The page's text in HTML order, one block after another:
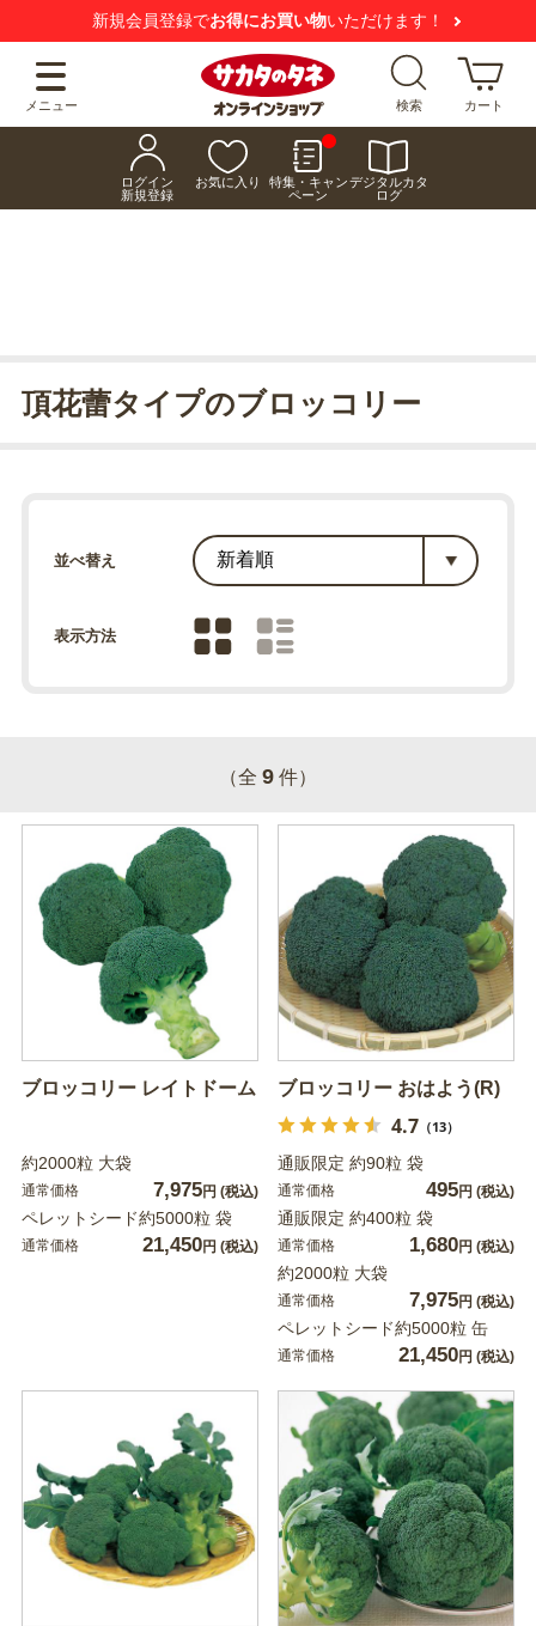
新規会員登録でお得にお買い物いただけます！
メニュー 検索 カート
ログイン
新規登録
お気に入り
特集・キャン
ペーン
デジタルカタ
ログ
頂花蕾タイプのブロッコリー
並べ替え
表示方法
（全 9 件）
ブロッコリー レイトドーム
約2000粒 大袋
通常価格 7,975円 (税込)
ペレットシード約5000粒 袋
通常価格 21,450円 (税込)
ブロッコリー おはよう(R)
4.7（13）
通販限定 約90粒 袋
通常価格 495円 (税込)
通販限定 約400粒 袋
通常価格 1,680円 (税込)
約2000粒 大袋
通常価格 7,975円 (税込)
ペレットシード約5000粒 缶
通常価格 21,450円 (税込)